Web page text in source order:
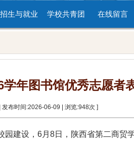
招生与就业 学校共青团 在线留言
年图书馆优秀志愿者
发布时间:2026-06-09 | 浏览:948次 ]
建设，6月8日，陕西省第二商贸